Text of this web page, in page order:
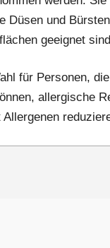
Düsen und
geeignet
für Personen,
allergische